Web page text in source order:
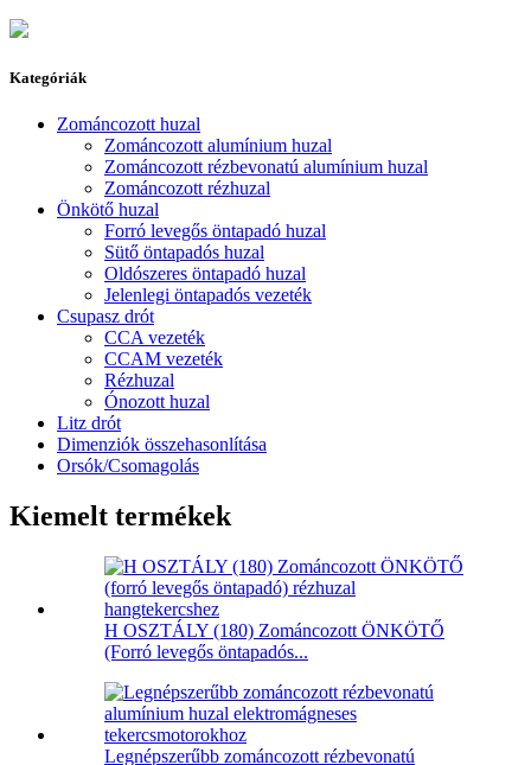
Kategóriák
Zománcozott huzal
Zománcozott alumínium huzal
Zománcozott rézbevonatú alumínium huzal
Zománcozott rézhuzal
Önkötő huzal
Forró levegős öntapadó huzal
Sütő öntapadós huzal
Oldószeres öntapadó huzal
Jelenlegi öntapadós vezeték
Csupasz drót
CCA vezeték
CCAM vezeték
Rézhuzal
Ónozott huzal
Litz drót
Dimenziók összehasonlítása
Orsók/Csomagolás
Kiemelt termékek
H OSZTÁLY (180) Zománcozott ÖNKÖTŐ
(Forró levegős öntapadós...
Legnépszerűbb zománcozott rézbevonatú